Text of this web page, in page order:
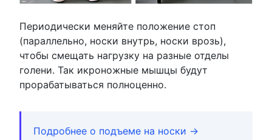
Периодически меняйте положение стоп
(параллельно, носки внутрь, носки врозь),
чтобы смещать нагрузку на разные отделы
голени. Так икроножные мышцы будут
прорабатываться полноценно.
Подробнее о подъеме на носки →